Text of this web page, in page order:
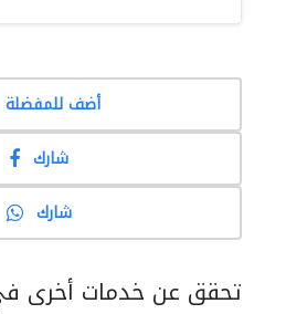
أضف للمفضلة
شارك
شارك
تحقق عن خدمات أخرى